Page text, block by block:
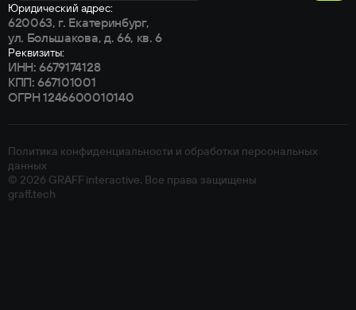
Юридический адрес:
620063, г. Екатеринбург,
ул. Большакова, д. 66, кв. 6
Реквизиты:
ИНН: 6679174128
КПП: 667101001
ОГРН 1246600010140
Политика конфиденциальности и обработки персональных
данных
© 2026 GRAFF interactive. Все права защищены
graff.tech